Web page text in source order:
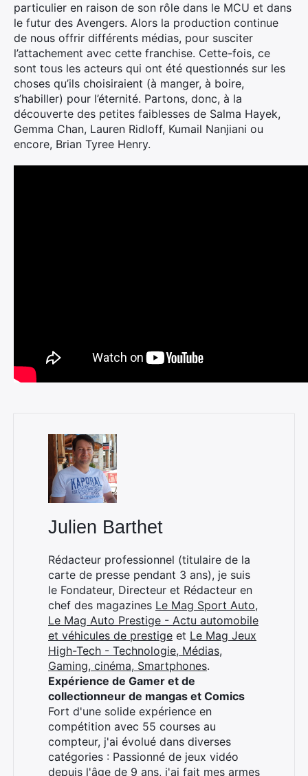
particulier en raison de son rôle dans le MCU et dans
le futur des Avengers. Alors la production continue
de nous offrir différents médias, pour susciter
l’attachement avec cette franchise. Cette-fois, ce
sont tous les acteurs qui ont été questionnés sur les
choses qu’ils choisiraient (à manger, à boire,
s’habiller) pour l’éternité. Partons, donc, à la
découverte des petites faiblesses de Salma Hayek,
Gemma Chan, Lauren Ridloff, Kumail Nanjiani ou
encore, Brian Tyree Henry.
Julien Barthet
Rédacteur professionnel (titulaire de la
carte de presse pendant 3 ans), je suis
le Fondateur, Directeur et Rédacteur en
chef des magazines Le Mag Sport Auto,
Le Mag Auto Prestige - Actu automobile
et véhicules de prestige et Le Mag Jeux
High-Tech - Technologie, Médias,
Gaming, cinéma, Smartphones.
Expérience de Gamer et de
collectionneur de mangas et Comics
Fort d'une solide expérience en
compétition avec 55 courses au
compteur, j'ai évolué dans diverses
catégories : Passionné de jeux vidéo
depuis l'âge de 9 ans, j'ai fait mes armes